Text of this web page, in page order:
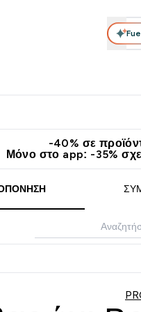
-40% σε
Μόνο στο app: -35%